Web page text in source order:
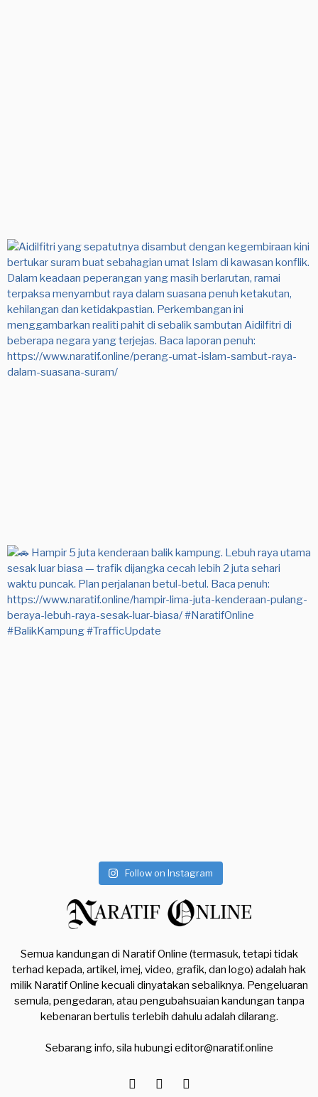
Follow on Instagram
Semua kandungan di Naratif Online (termasuk, tetapi tidak
terhad kepada, artikel, imej, video, grafik, dan logo) adalah hak
milik Naratif Online kecuali dinyatakan sebaliknya. Pengeluaran
semula, pengedaran, atau pengubahsuaian kandungan tanpa
kebenaran bertulis terlebih dahulu adalah dilarang.
Sebarang info, sila hubungi editor@naratif.online